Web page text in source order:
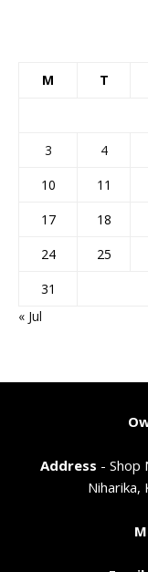
M T
3
4
10
11
17
18
24
25
31
« Jul
Address - Shop
Niharika,